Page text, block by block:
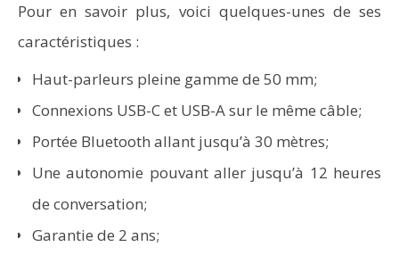
Pour en savoir plus, voici quelques-unes de ses
caractéristiques :
Haut-parleurs pleine gamme de 50 mm;
Connexions USB-C et USB-A sur le même câble;
Portée Bluetooth allant jusqu’à 30 mètres;
Une autonomie pouvant aller jusqu’à 12 heures
de conversation;
Garantie de 2 ans;